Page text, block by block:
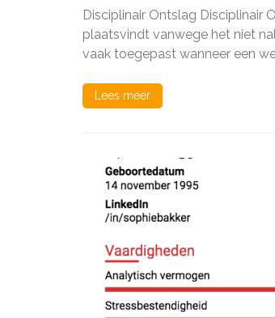
Disciplinair Ontslag Disciplinair
plaatsvindt vanwege het niet
vaak toegepast wanneer een
Lees meer